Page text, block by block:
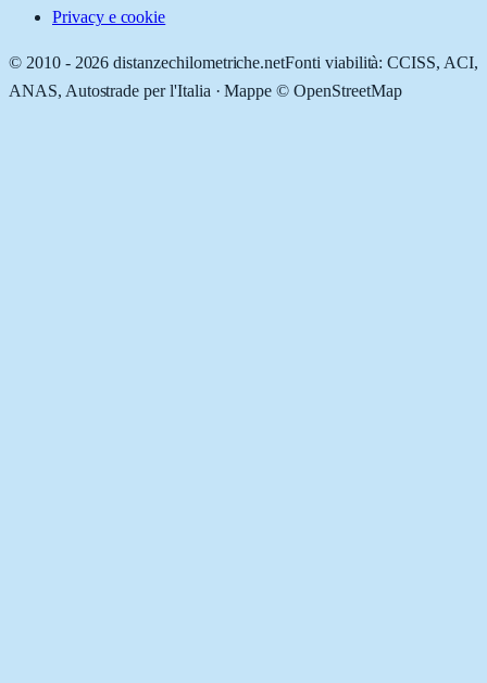
Privacy e cookie
© 2010 - 2026 distanzechilometriche.netFonti viabilità: CCISS, ACI,
ANAS, Autostrade per l'Italia · Mappe © OpenStreetMap